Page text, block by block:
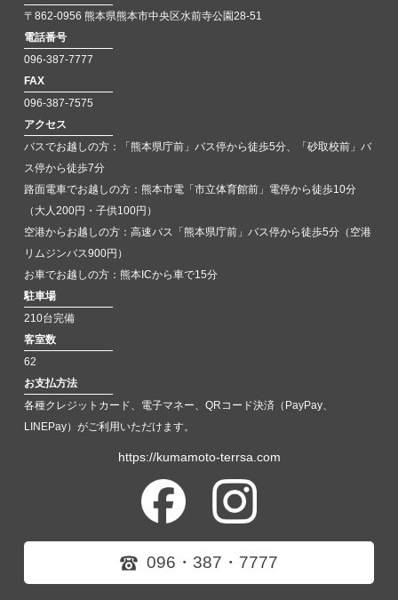
〒862-0956 熊本県熊本市中央区水前寺公園28-51
電話番号
096-387-7777
FAX
096-387-7575
アクセス
バスでお越しの方：「熊本県庁前」バス停から徒歩5分、「砂取校前」バ
ス停から徒歩7分
路面電車でお越しの方：熊本市電「市立体育館前」電停から徒歩10分
（大人200円・子供100円）
空港からお越しの方：高速バス「熊本県庁前」バス停から徒歩5分（空港
リムジンバス900円）
お車でお越しの方：熊本ICから車で15分
駐車場
210台完備
客室数
62
お支払方法
各種クレジットカード、電子マネー、QRコード決済（PayPay、
LINEPay）がご利用いただけます。
https://kumamoto-terrsa.com
096・387・7777